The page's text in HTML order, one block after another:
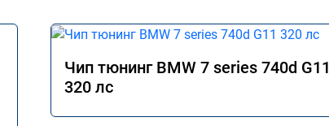
Чип тюнинг BMW 7 series 740d G11
320 лс